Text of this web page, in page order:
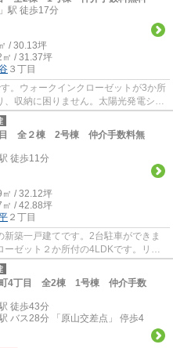
」駅 徒歩17分
/ 30.13坪
㎡ / 31.37坪
３丁目
。ウォークインクローゼットが3か所
収納に困りません。太陽光発電シス
。食洗...
目 全２棟 2号棟 仲介手数料無
徒歩11分
㎡ / 32.12坪
㎡ / 42.88坪
２丁目
築一戸建てです。2台駐車ができま
ゼット２か所付の4LDKです。リビ
とができま...
町4丁目 全2棟 1号棟 仲介手数
徒歩43分
バス28分 「原山交差点」 停歩4